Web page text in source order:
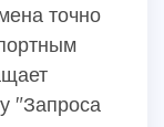
точно
"Запроса